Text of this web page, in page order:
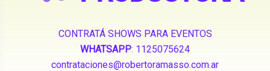
CONTRATÁ SHOWS PARA EVENTOS
WHATSAPP: 1125075624
contrataciones@robertoramasso.com.ar